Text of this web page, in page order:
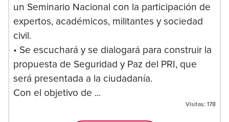
un Seminario Nacional con la participación de
expertos, académicos, militantes y sociedad
civil.
• Se escuchará y se dialogará para construir la
propuesta de Seguridad y Paz del PRI, que
será presentada a la ciudadanía.
Con el objetivo de ...
Visitas: 178